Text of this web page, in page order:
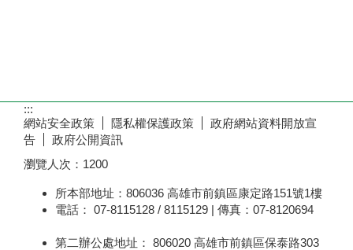
:::
網站安全政策
隱私權保護政策
政府網站資料開放宣
告
政府公開資訊
瀏覽人次： 1200
所本部地址：806036 高雄市前鎮區康定路151號1樓
電話： 07-8115128 / 8115129 | 傳真：07-8120694
第二辦公處地址： 806020 高雄市前鎮區保泰路303